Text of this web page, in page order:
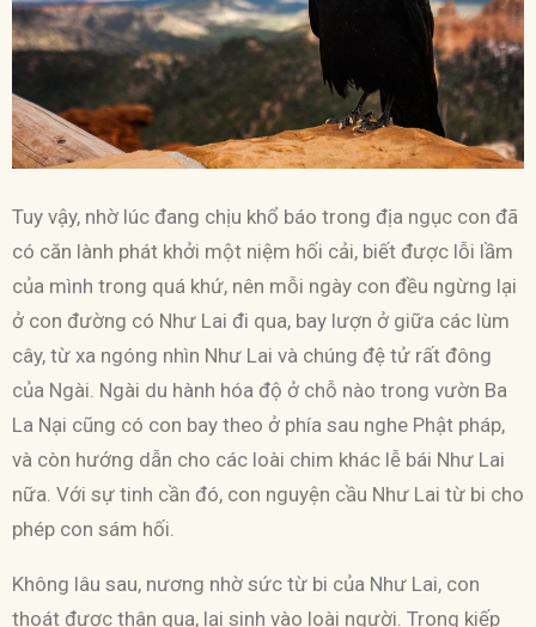
Tuy vậy, nhờ lúc đang chịu khổ báo trong địa ngục con đã
có căn lành phát khởi một niệm hối cải, biết được lỗi lầm
của mình trong quá khứ, nên mỗi ngày con đều ngừng lại
ở con đường có Như Lai đi qua, bay lượn ở giữa các lùm
cây, từ xa ngóng nhìn Như Lai và chúng đệ tử rất đông
của Ngài. Ngài du hành hóa độ ở chỗ nào trong vườn Ba
La Nại cũng có con bay theo ở phía sau nghe Phật pháp,
và còn hướng dẫn cho các loài chim khác lễ bái Như Lai
nữa. Với sự tinh cần đó, con nguyện cầu Như Lai từ bi cho
phép con sám hối.
Không lâu sau, nương nhờ sức từ bi của Như Lai, con
thoát được thân quạ, lại sinh vào loài người. Trong kiếp